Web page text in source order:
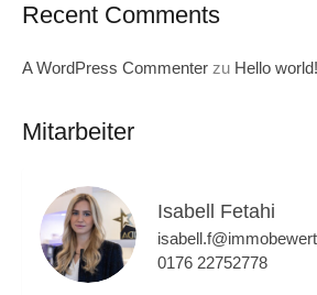
Recent Comments
A WordPress Commenter zu Hello world!
Mitarbeiter
Isabell Fetahi
0176 22752778